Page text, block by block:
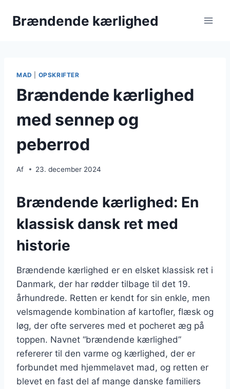
Brændende kærlighed
MAD OPSKRIFTER
Brændende kærlighed
med sennep og
peberrod
Af 23. december 2024
Brændende kærlighed: En
klassisk dansk ret med
historie
Brændende kærlighed er en elsket klassisk ret i
Danmark, der har rødder tilbage til det 19.
århundrede. Retten er kendt for sin enkle, men
velsmagende kombination af kartofler, flæsk og
løg, der ofte serveres med et pocheret æg på
toppen. Navnet “brændende kærlighed”
refererer til den varme og kærlighed, der er
forbundet med hjemmelavet mad, og retten er
blevet en fast del af mange danske familiers